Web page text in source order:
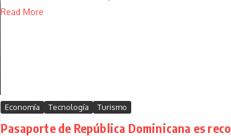
Read More
Economía Tecnología Turismo
Pasaporte de República Dominicana es